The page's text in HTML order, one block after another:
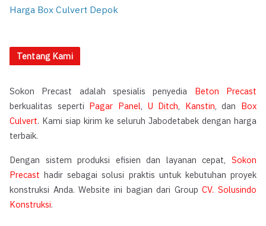
Harga Box Culvert Depok
Tentang Kami
Sokon Precast adalah spesialis penyedia Beton Precast
berkualitas seperti Pagar Panel, U Ditch, Kanstin, dan Box
Culvert. Kami siap kirim ke seluruh Jabodetabek dengan harga
terbaik.
Dengan sistem produksi efisien dan layanan cepat, Sokon
Precast hadir sebagai solusi praktis untuk kebutuhan proyek
konstruksi Anda. Website ini bagian dari GroupCV. Solusindo
Konstruksi.